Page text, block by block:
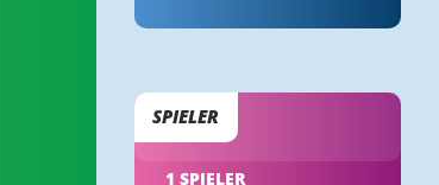
SPIELER
1 SPIELER